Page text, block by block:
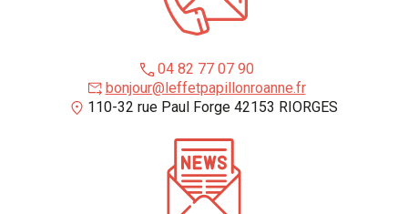
04 82 77 07 90
bonjour@leffetpapillonroanne.fr
110-32 rue Paul Forge 42153 RIORGES